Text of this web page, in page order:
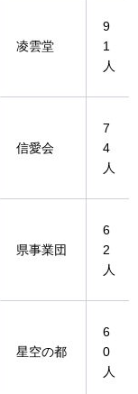
凌雲堂
9
1
人
信愛会
7
4
人
県事業団
6
2
人
星空の都
6
0
人